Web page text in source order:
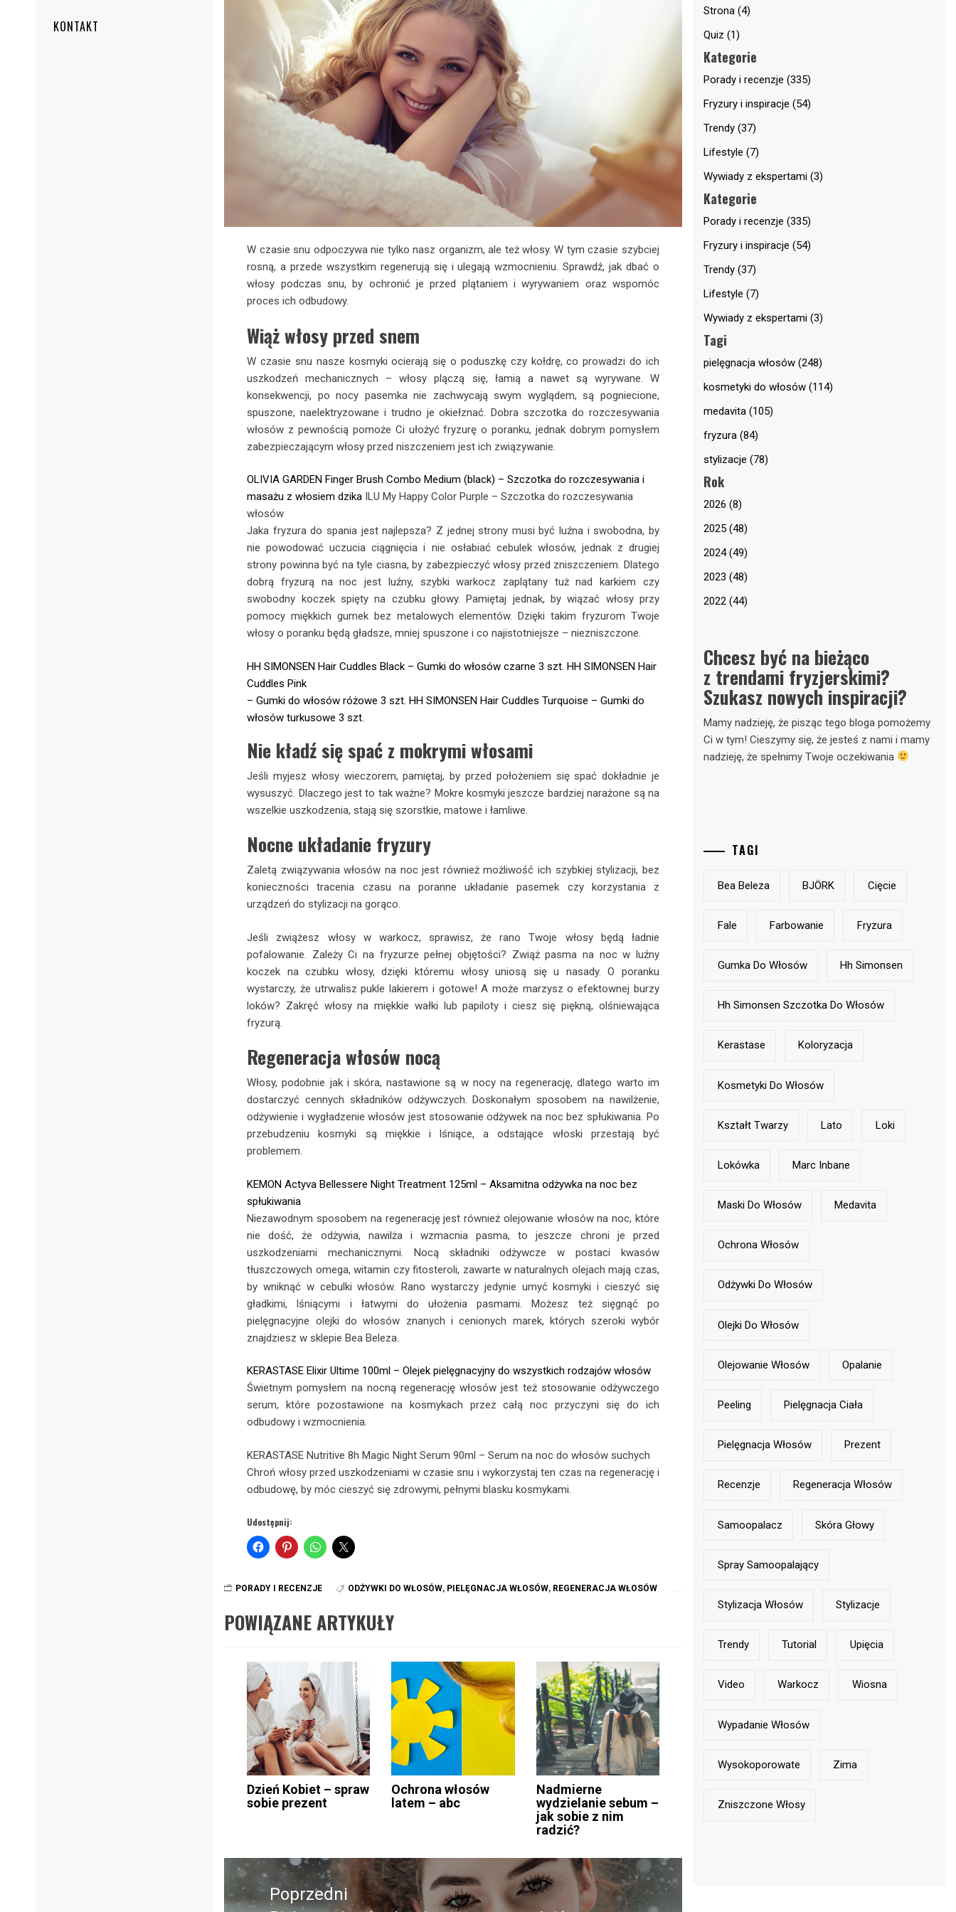
KONTAKT
W czasie snu odpoczywa nie tylko nasz organizm, ale też włosy. W tym czasie szybciej
rosną, a przede wszystkim regenerują się i ulegają wzmocnieniu. Sprawdź, jak dbać o
włosy podczas snu, by ochronić je przed plątaniem i wyrywaniem oraz wspomóc
proces ich odbudowy.
Wiąż włosy przed snem
W czasie snu nasze kosmyki ocierają się o poduszkę czy kołdrę, co prowadzi do ich
uszkodzeń mechanicznych – włosy plączą się, łamią a nawet są wyrywane. W
konsekwencji, po nocy pasemka nie zachwycają swym wyglądem, są pogniecione,
spuszone, naelektryzowane i trudno je okiełznać. Dobra szczotka do rozczesywania
włosów z pewnością pomoże Ci ułożyć fryzurę o poranku, jednak dobrym pomysłem
zabezpieczającym włosy przed niszczeniem jest ich związywanie.
OLIVIA GARDEN Finger Brush Combo Medium (black) – Szczotka do rozczesywania i
masażu z włosiem dzika ILU My Happy Color Purple – Szczotka do rozczesywania
włosów
Jaka fryzura do spania jest najlepsza? Z jednej strony musi być luźna i swobodna, by
nie powodować uczucia ciągnięcia i nie osłabiać cebulek włosów, jednak z drugiej
strony powinna być na tyle ciasna, by zabezpieczyć włosy przed zniszczeniem. Dlatego
dobrą fryzurą na noc jest luźny, szybki warkocz zaplątany tuż nad karkiem czy
swobodny koczek spięty na czubku głowy. Pamiętaj jednak, by wiązać włosy przy
pomocy miękkich gumek bez metalowych elementów. Dzięki takim fryzurom Twoje
włosy o poranku będą gładsze, mniej spuszone i co najistotniejsze – niezniszczone.
HH SIMONSEN Hair Cuddles Black – Gumki do włosów czarne 3 szt. HH SIMONSEN Hair
Cuddles Pink
– Gumki do włosów różowe 3 szt. HH SIMONSEN Hair Cuddles Turquoise – Gumki do
włosów turkusowe 3 szt.
Nie kładź się spać z mokrymi włosami
Jeśli myjesz włosy wieczorem, pamiętaj, by przed położeniem się spać dokładnie je
wysuszyć. Dlaczego jest to tak ważne? Mokre kosmyki jeszcze bardziej narażone są na
wszelkie uszkodzenia, stają się szorstkie, matowe i łamliwe.
Nocne układanie fryzury
Zaletą związywania włosów na noc jest również możliwość ich szybkiej stylizacji, bez
konieczności tracenia czasu na poranne układanie pasemek czy korzystania z
urządzeń do stylizacji na gorąco.
Jeśli zwiążesz włosy w warkocz, sprawisz, że rano Twoje włosy będą ładnie
pofalowanie. Zależy Ci na fryzurze pełnej objętości? Zwiąż pasma na noc w luźny
koczek na czubku włosy, dzięki któremu włosy uniosą się u nasady. O poranku
wystarczy, że utrwalisz pukle lakierem i gotowe! A może marzysz o efektownej burzy
loków? Zakręć włosy na miękkie wałki lub papiloty i ciesz się piękną, olśniewająca
fryzurą.
Regeneracja włosów nocą
Włosy, podobnie jak i skóra, nastawione są w nocy na regenerację, dlatego warto im
dostarczyć cennych składników odżywczych. Doskonałym sposobem na nawilżenie,
odżywienie i wygładzenie włosów jest stosowanie odżywek na noc bez spłukiwania. Po
przebudzeniu kosmyki są miękkie i lśniące, a odstające włoski przestają być
problemem.
KEMON Actyva Bellessere Night Treatment 125ml – Aksamitna odżywka na noc bez
spłukiwania
Niezawodnym sposobem na regenerację jest również olejowanie włosów na noc, które
nie dość, że odżywia, nawilża i wzmacnia pasma, to jeszcze chroni je przed
uszkodzeniami mechanicznymi. Nocą składniki odżywcze w postaci kwasów
tłuszczowych omega, witamin czy fitosteroli, zawarte w naturalnych olejach mają czas,
by wniknąć w cebulki włosów. Rano wystarczy jedynie umyć kosmyki i cieszyć się
gładkimi, lśniącymi i łatwymi do ułożenia pasmami. Możesz też sięgnąć po
pielęgnacyjne olejki do włosów znanych i cenionych marek, których szeroki wybór
znajdziesz w sklepie Bea Beleza.
KERASTASE Elixir Ultime 100ml – Olejek pielęgnacyjny do wszystkich rodzajów włosów
Świetnym pomysłem na nocną regenerację włosów jest też stosowanie odżywczego
serum, które pozostawione na kosmykach przez całą noc przyczyni się do ich
odbudowy i wzmocnienia.
KERASTASE Nutritive 8h Magic Night Serum 90ml – Serum na noc do włosów suchych
Chroń włosy przed uszkodzeniami w czasie snu i wykorzystaj ten czas na regenerację i
odbudowę, by móc cieszyć się zdrowymi, pełnymi blasku kosmykami.
Udostępnij:
PORADY I RECENZJE ODŻYWKI DO WŁOSÓW, PIELĘGNACJA WŁOSÓW, REGENERACJA WŁOSÓW
POWIĄZANE ARTYKUŁY
Dzień Kobiet – spraw
sobie prezent
Ochrona włosów
latem – abc
Nadmierne
wydzielanie sebum –
jak sobie z nim
radzić?
Nawigacja
wpisu Poprzedni
Strona (4)
Quiz (1)
Kategorie
Porady i recenzje (335)
Fryzury i inspiracje (54)
Trendy (37)
Lifestyle (7)
Wywiady z ekspertami (3)
Kategorie
Porady i recenzje (335)
Fryzury i inspiracje (54)
Trendy (37)
Lifestyle (7)
Wywiady z ekspertami (3)
Tagi
pielęgnacja włosów (248)
kosmetyki do włosów (114)
medavita (105)
fryzura (84)
stylizacje (78)
Rok
2026 (8)
2025 (48)
2024 (49)
2023 (48)
2022 (44)
Chcesz być na bieżąco
z trendami fryzjerskimi?
Szukasz nowych inspiracji?
Mamy nadzieję, że pisząc tego bloga pomożemy
Ci w tym! Cieszymy się, że jesteś z nami i mamy
nadzieję, że spełnimy Twoje oczekiwania
TAGI
Bea Beleza BJÖRK Cięcie
Fale Farbowanie Fryzura
Gumka Do Włosów Hh Simonsen
Hh Simonsen Szczotka Do Włosów
Kerastase Koloryzacja
Kosmetyki Do Włosów
Kształt Twarzy Lato Loki
Lokówka Marc Inbane
Maski Do Włosów Medavita
Ochrona Włosów
Odżywki Do Włosów
Olejki Do Włosów
Olejowanie Włosów Opalanie
Peeling Pielęgnacja Ciała
Pielęgnacja Włosów Prezent
Recenzje Regeneracja Włosów
Samoopalacz Skóra Głowy
Spray Samoopalający
Stylizacja Włosów Stylizacje
Trendy Tutorial Upięcia
Video Warkocz Wiosna
Wypadanie Włosów
Wysokoporowate Zima
Zniszczone Włosy